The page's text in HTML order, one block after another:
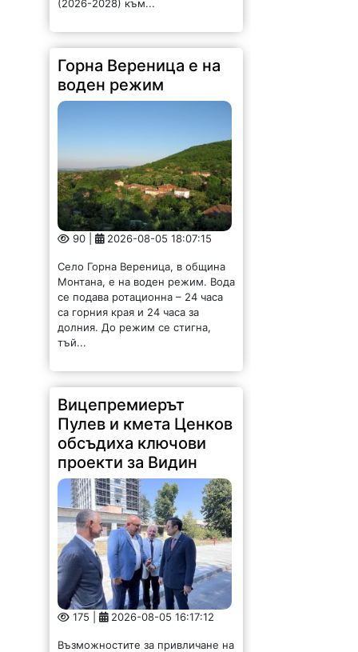
(2026-2028) към...
Горна Вереница е на
воден режим
90 | 2026-08-05 18:07:15
Село Горна Вереница, в община
Монтана, е на воден режим. Вода
се подава ротационна – 24 часа
са горния края и 24 часа за
долния. До режим се стигна,
тъй...
Вицепремиерът
Пулев и кмета Ценков
обсъдиха ключови
проекти за Видин
175 | 2026-08-05 16:17:12
Възможностите за привличане на